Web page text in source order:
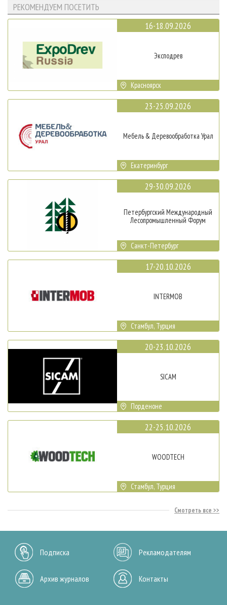
РЕКОМЕНДУЕМ ПОСЕТИТЬ
16-18.09.2026
Эксподрев
Красноярск
23-25.09.2026
Мебель & Деревообработка Урал
Екатеринбург
29-30.09.2026
Петербургский Международный
Лесопромышленный Форум
Санкт-Петербург
17-20.10.2026
INTERMOB
Стамбул, Турция
20-23.10.2026
SICAM
Порденоне
22-25.10.2026
WOODTECH
Стамбул, Турция
Смотреть все
Подписка Рекламодателям
Архив журналов Контакты